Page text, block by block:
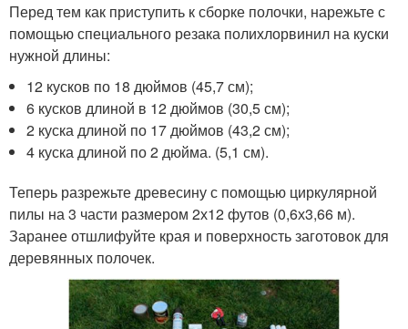
Перед тем как приступить к сборке полочки, нарежьте с
помощью специального резака полихлорвинил на куски
нужной длины:
12 кусков по 18 дюймов (45,7 см);
6 кусков длиной в 12 дюймов (30,5 см);
2 куска длиной по 17 дюймов (43,2 см);
4 куска длиной по 2 дюйма. (5,1 см).
Теперь разрежьте древесину с помощью циркулярной
пилы на 3 части размером 2х12 футов (0,6х3,66 м).
Заранее отшлифуйте края и поверхность заготовок для
деревянных полочек.